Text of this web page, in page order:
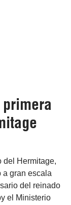
del Hermitage,
a gran escala
del reinado
el Ministerio